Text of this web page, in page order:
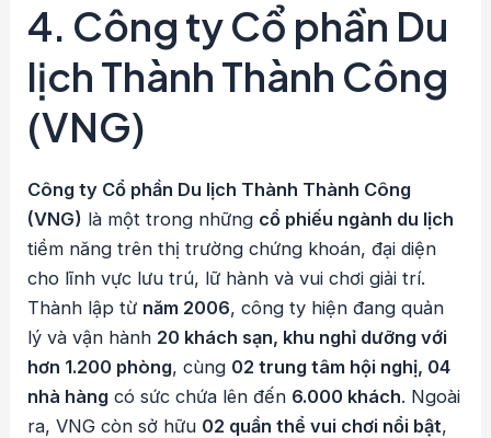
4. Công ty Cổ phần Du
lịch Thành Thành Công
(VNG)
Công ty Cổ phần Du lịch Thành Thành Công
(VNG) là một trong những cổ phiếu ngành du lịch
tiềm năng trên thị trường chứng khoán, đại diện
cho lĩnh vực lưu trú, lữ hành và vui chơi giải trí.
Thành lập từ năm 2006, công ty hiện đang quản
lý và vận hành 20 khách sạn, khu nghỉ dưỡng với
hơn 1.200 phòng, cùng 02 trung tâm hội nghị, 04
nhà hàng có sức chứa lên đến 6.000 khách. Ngoài
ra, VNG còn sở hữu 02 quần thể vui chơi nổi bật,